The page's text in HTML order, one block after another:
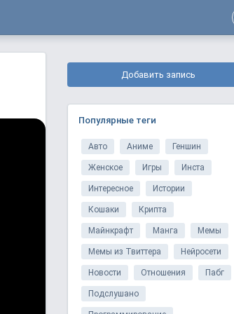
Добавить запись
Популярные теги
Авто Аниме Геншин
Женское Игры Инста
Интересное Истории
Кошаки Крипта
Майнкрафт Манга Мемы
Мемы из Твиттера Нейросети
Новости Отношения Пабг
Подслушано